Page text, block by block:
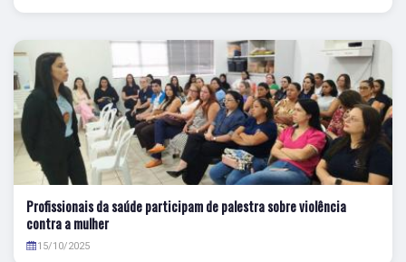
Profissionais da saúde participam de palestra sobre violência
contra a mulher
15/10/2025